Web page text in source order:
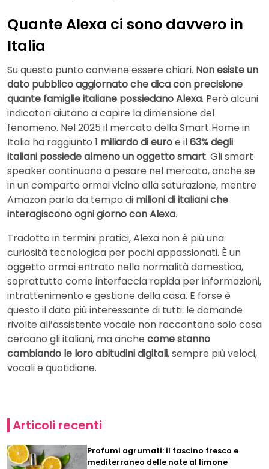
Quante Alexa ci sono davvero in
Italia
Su questo punto conviene essere chiari. Non esiste un
dato pubblico aggiornato che dica con precisione
quante famiglie italiane possiedano Alexa. Però alcuni
indicatori aiutano a capire la dimensione del
fenomeno. Nel 2025 il mercato della Smart Home in
Italia ha raggiunto 1 miliardo di euroe il63% degli
italiani possiede almeno un oggetto smart. Gli smart
speaker continuano a pesare nel mercato, anche se
in un comparto ormai vicino alla saturazione, mentre
Amazon parla da tempo di milioni di italiani che
interagiscono ogni giorno con Alexa.
Tradotto in termini pratici, Alexa non è più una
curiosità tecnologica per pochi appassionati. È un
oggetto ormai entrato nella normalità domestica,
soprattutto come interfaccia rapida per informazioni,
intrattenimento e gestione della casa. E forse è
questo il dato più interessante di tutti: le domande
rivolte all’assistente vocale non raccontano solo cosa
cercano gli italiani, ma anche come stanno
cambiando le loro abitudini digitali, sempre più veloci,
vocali e quotidiane.
Articoli recenti
Profumi agrumati: il fascino fresco e
mediterraneo delle note al limone